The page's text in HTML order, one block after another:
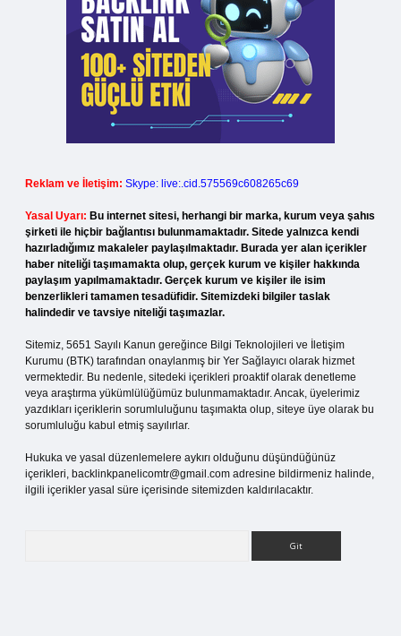
Reklam ve İletişim: Skype: live:.cid.575569c608265c69
Yasal Uyarı: Bu internet sitesi, herhangi bir marka, kurum veya şahıs
şirketi ile hiçbir bağlantısı bulunmamaktadır. Sitede yalnızca kendi
hazırladığımız makaleler paylaşılmaktadır. Burada yer alan içerikler
haber niteliği taşımamakta olup, gerçek kurum ve kişiler hakkında
paylaşım yapılmamaktadır. Gerçek kurum ve kişiler ile isim
benzerlikleri tamamen tesadüfidir. Sitemizdeki bilgiler taslak
halindedir ve tavsiye niteliği taşımazlar.
Sitemiz, 5651 Sayılı Kanun gereğince Bilgi Teknolojileri ve İletişim
Kurumu (BTK) tarafından onaylanmış bir Yer Sağlayıcı olarak hizmet
vermektedir. Bu nedenle, sitedeki içerikleri proaktif olarak denetleme
veya araştırma yükümlülüğümüz bulunmamaktadır. Ancak, üyelerimiz
yazdıkları içeriklerin sorumluluğunu taşımakta olup, siteye üye olarak bu
sorumluluğu kabul etmiş sayılırlar.
Hukuka ve yasal düzenlemelere aykırı olduğunu düşündüğünüz
içerikleri, backlinkpanelicomtr@gmail.com adresine bildirmeniz halinde,
ilgili içerikler yasal süre içerisinde sitemizden kaldırılacaktır.